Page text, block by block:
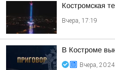
Костромская
Вчера, 17:19
В Костроме
Вчера, 20:24